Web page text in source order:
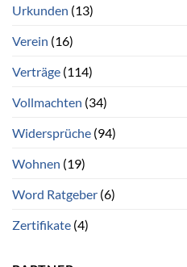
Urkunden (13)
Verein (16)
Verträge (114)
Vollmachten (34)
Widersprüche (94)
Wohnen (19)
Word Ratgeber (6)
Zertifikate (4)